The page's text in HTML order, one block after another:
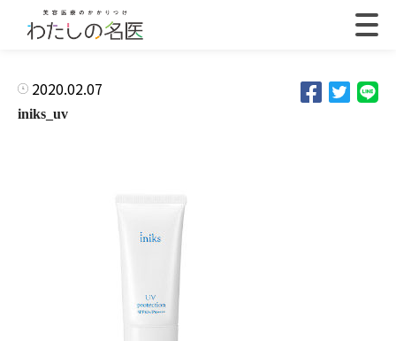
2020.02.07
iniks_uv